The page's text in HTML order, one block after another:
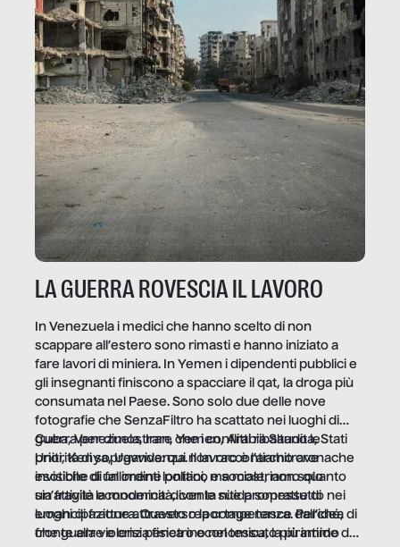
LA GUERRA ROVESCIA IL LAVORO
In Venezuela i medici che hanno scelto di non
scappare all’estero sono rimasti e hanno iniziato a
fare lavori di miniera. In Yemen i dipendenti pubblici e
gli insegnanti finiscono a spacciare il qat, la droga più
consumata nel Paese. Sono solo due delle nove
fotografie che SenzaFiltro ha scattato nei luoghi di
guerra per dimostrare che i conflitti ribaltano le
priorità di sopravvivenza. Il lavoro è l’architrave
invisibile di un ordine politico e sociale, non solo
un’attività economica: diventa nitida soprattutto nei
luoghi di frattura. Questo reportage nasce dall’idea
che guerre e crisi penetrino nel tessuto più intimo
Cuba, Venezuela, Iran, Yemen, Arabia Saudita, Stati
Uniti, Kenya, Uganda: qui non raccontiamo cronache
esotiche di fallimenti lontani, ma mostriamo quanto
sia fragile la modernità, con le sue promesse di
emancipazione attraverso la competenza. Perché, di
fronte alla violenza fisica o economica, la piramide del